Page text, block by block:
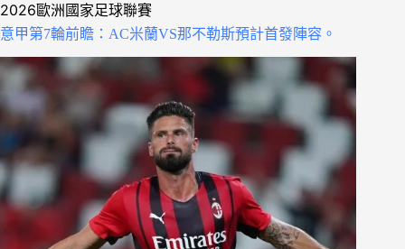
2026歐洲國家足球聯賽
意甲第7輪前瞻：AC米蘭VS那不勒斯預計首發陣容。